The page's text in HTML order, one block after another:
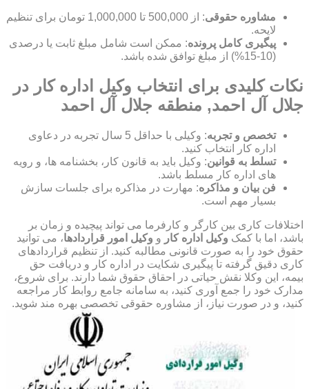
مشاوره حقوقی
: از 500,000 تا 1,000,000 تومان برای تنظیم
لایحه.
پیگیری کامل پرونده: ممکن است شامل مبلغ ثابت یا درصدی
(10-15%) از مبلغ توافق شده باشد.
نکات کلیدی برای انتخاب وکیل اداره کار در
جلال آل احمد, منطقه جلال آل احمد
تخصص و تجربه
: وکیلی با حداقل 5 سال تجربه در دعاوی
اداره کار انتخاب کنید.
تسلط به قوانین: وکیل باید به قانون کار، بخشنامه ها، و رویه
های اداره کار مسلط باشد.
فن بیان و مذاکره: مهارت در مذاکره برای جلسات سازش
بسیار مهم است.
اختلافات کاری بین کارگر و کارفرما می تواند پیچیده و زمان بر
باشد، اما با کمک وکیل اداره کار و وکیل امور قراردادها، می توانید
حقوق خود را به صورت قانونی مطالبه کنید. از تنظیم قراردادهای
کاری دقیق گرفته تا پیگیری شکایت در اداره کار و دریافت حق
بیمه، این وکلا نقش حیاتی در احقاق حقوق شما دارند. برای شروع،
مدارک خود را جمع آوری کنید، به سامانه جامع روابط کار مراجعه
کنید، و در صورت نیاز، از مشاوره حقوقی تخصصی بهره مند شوید.